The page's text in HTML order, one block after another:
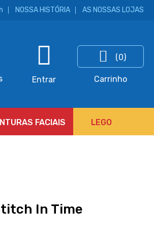
NOSSA HISTÓRIA AS NOSSAS LOJAS
Entrar
(0)
Carrinho
FACIAIS LEGO
In Time